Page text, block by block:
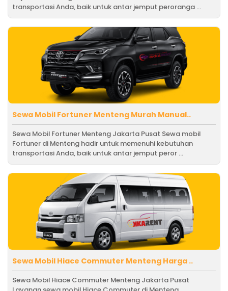
transportasi Anda, baik untuk antar jemput peroranga ...
Sewa Mobil Fortuner Menteng Murah Manual..
Sewa Mobil Fortuner Menteng Jakarta Pusat Sewa mobil
Fortuner di Menteng hadir untuk memenuhi kebutuhan
transportasi Anda, baik untuk antar jemput peror ...
Sewa Mobil Hiace Commuter Menteng Harga ..
Sewa Mobil Hiace Commuter Menteng Jakarta Pusat